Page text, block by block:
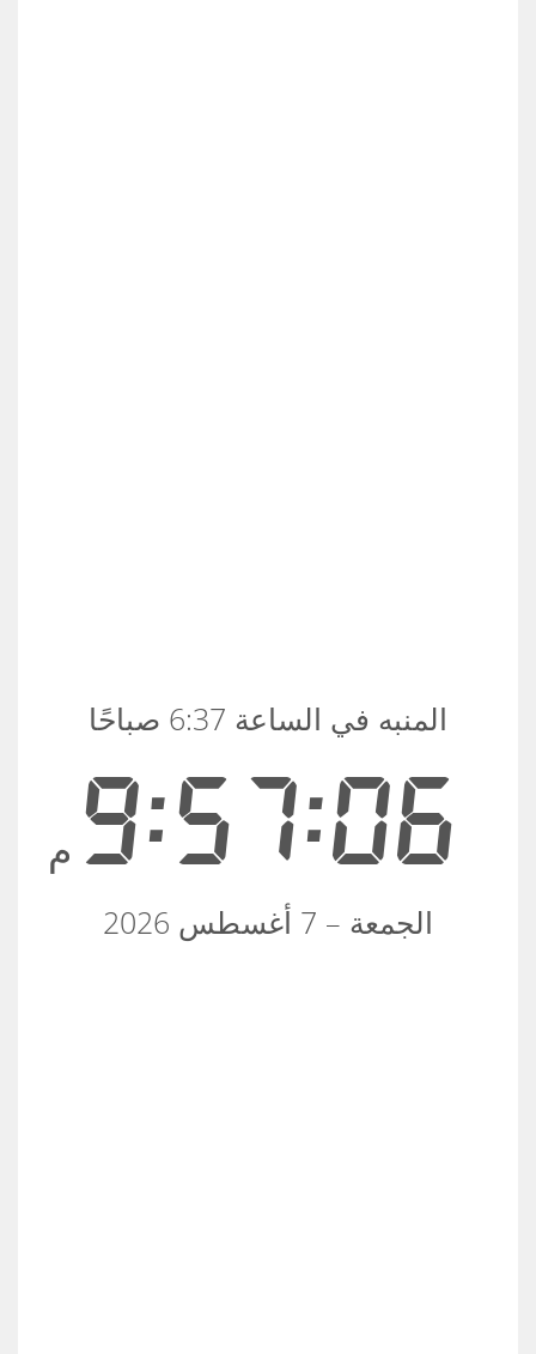
9:57:06 م
المنبه في الساعة 6:37 صباحًا
الجمعة – 7 أغسطس 2026